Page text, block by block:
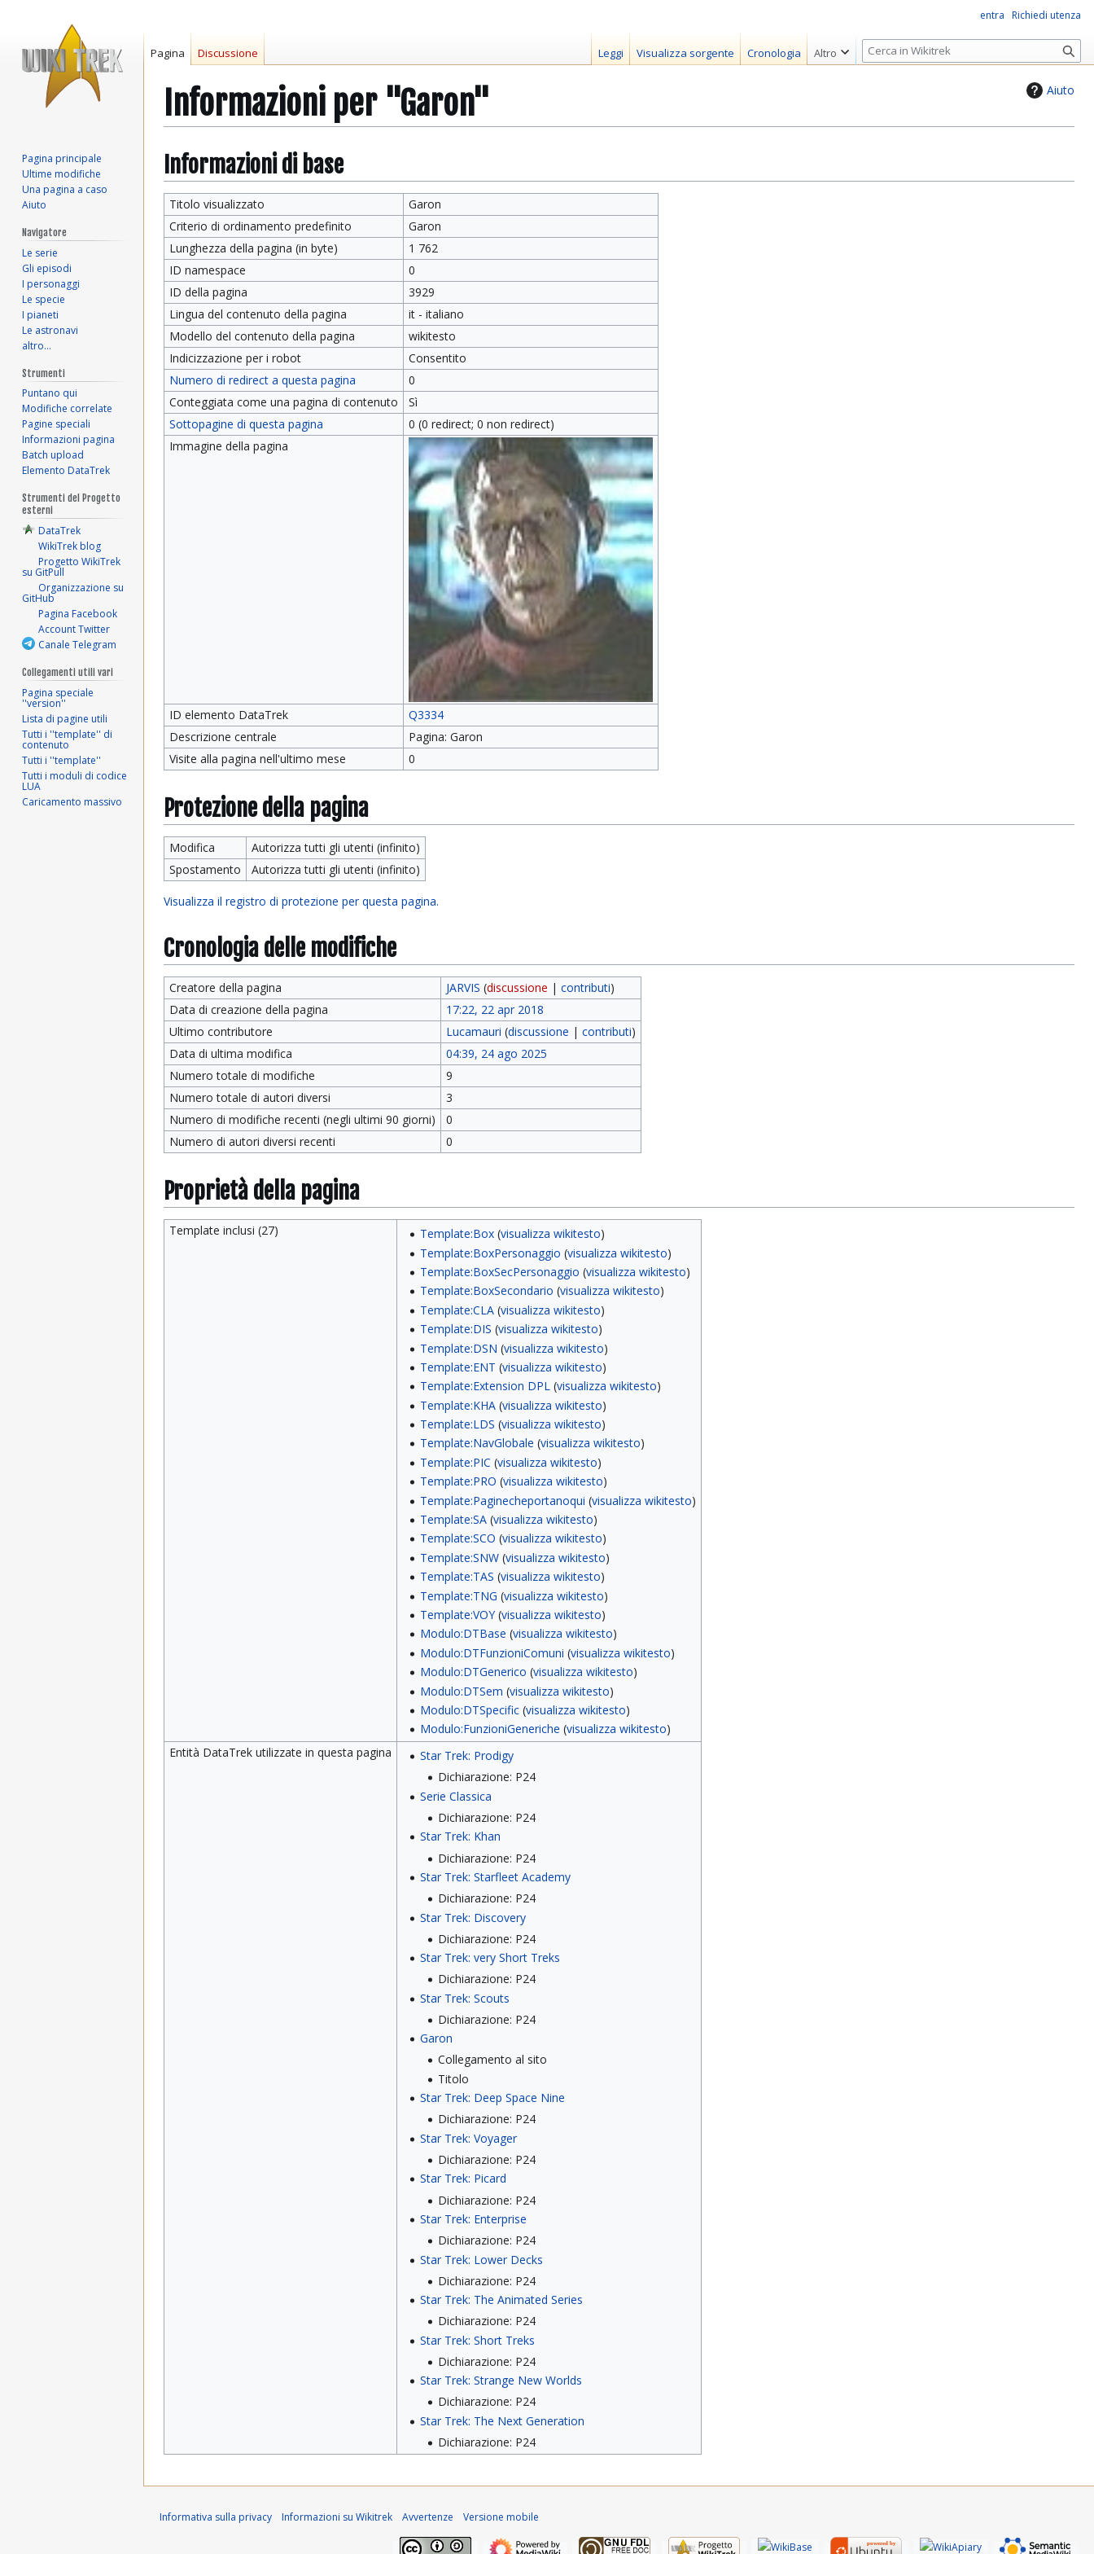
Aiuto
Informazioni per "Garon"
Vai
alla
navigazione
Vai
alla
ricerca
Informazioni di base
Titolo visualizzato
Garon
Criterio di ordinamento predefinito
Garon
Lunghezza della pagina (in byte)
1 762
ID namespace
0
ID della pagina
3929
Lingua del contenuto della pagina
it - italiano
Modello del contenuto della pagina
wikitesto
Indicizzazione per i robot
Consentito
Numero di redirect a questa pagina
0
Conteggiata come una pagina di contenuto
Sì
Sottopagine di questa pagina
0 (0 redirect; 0 non redirect)
Immagine della pagina
ID elemento DataTrek
Q3334
Descrizione centrale
Pagina: Garon
Visite alla pagina nell'ultimo mese
0
Protezione della pagina
Modifica
Autorizza tutti gli utenti (infinito)
Spostamento
Autorizza tutti gli utenti (infinito)
Visualizza il registro di protezione per questa pagina.
Cronologia delle modifiche
Creatore della pagina JARVIS (discussione | contributi)
Data di creazione della pagina
17:22, 22 apr 2018
Ultimo contributore
Lucamauri (discussione | contributi)
Data di ultima modifica
04:39, 24 ago 2025
Numero totale di modifiche
9
Numero totale di autori diversi
3
Numero di modifiche recenti (negli ultimi 90 giorni)
0
Numero di autori diversi recenti
0
Proprietà della pagina
Template inclusi (27) Template:Box(visualizza wikitesto)
Template:BoxPersonaggio (visualizza wikitesto)
Template:BoxSecPersonaggio (visualizza wikitesto)
Template:BoxSecondario (visualizza wikitesto)
Template:CLA(visualizza wikitesto)
Template:DIS (visualizza wikitesto)
Template:DSN (visualizza wikitesto)
Template:ENT (visualizza wikitesto)
Template:Extension DPL(visualizza wikitesto)
Template:KHA(visualizza wikitesto)
Template:LDS (visualizza wikitesto)
Template:NavGlobale (visualizza wikitesto)
Template:PIC (visualizza wikitesto)
Template:PRO (visualizza wikitesto)
Template:Paginecheportanoqui (visualizza wikitesto)
Template:SA(visualizza wikitesto)
Template:SCO (visualizza wikitesto)
Template:SNW(visualizza wikitesto)
Template:TAS (visualizza wikitesto)
Template:TNG (visualizza wikitesto)
Template:VOY(visualizza wikitesto)
Modulo:DTBase (visualizza wikitesto)
Modulo:DTFunzioniComuni (visualizza wikitesto)
Modulo:DTGenerico (visualizza wikitesto)
Modulo:DTSem (visualizza wikitesto)
Modulo:DTSpecific(visualizza wikitesto)
Modulo:FunzioniGeneriche (visualizza wikitesto)
Entità DataTrek utilizzate in questa pagina
Star Trek: Prodigy
Dichiarazione: P24
Serie Classica
Dichiarazione: P24
Star Trek: Khan
Dichiarazione: P24
Star Trek: Starfleet Academy
Dichiarazione: P24
Star Trek: Discovery
Dichiarazione: P24
Star Trek: very Short Treks
Dichiarazione: P24
Star Trek: Scouts
Dichiarazione: P24
Garon
Collegamento al sito
Titolo
Star Trek: Deep Space Nine
Dichiarazione: P24
Star Trek: Voyager
Dichiarazione: P24
Star Trek: Picard
Dichiarazione: P24
Star Trek: Enterprise
Dichiarazione: P24
Star Trek: Lower Decks
Dichiarazione: P24
Star Trek: The Animated Series
Dichiarazione: P24
Star Trek: Short Treks
Dichiarazione: P24
Star Trek: Strange New Worlds
Dichiarazione: P24
Star Trek: The Next Generation
Dichiarazione: P24
entra Richiedi utenza
Pagina Discussione Leggi Visualizza sorgente Cronologia Altro
R
i
r
Pagina principale
Ultime modifiche
Una pagina a caso
Aiuto
Navigatore
Le serie
Gli episodi
I personaggi
Le specie
I pianeti
Le astronavi
altro…
Strumenti
Puntano qui
Modifiche correlate
Pagine speciali
Informazioni pagina
Batch upload
Elemento DataTrek
Strumenti del Progetto
esterni
DataTrek
WikiTrek blog
Progetto WikiTrek
su GitPull
Organizzazione su
GitHub
Pagina Facebook
Account Twitter
Canale Telegram
Collegamenti utili vari
Pagina speciale
''version''
Lista di pagine utili
Tutti i ''template'' di
contenuto
Tutti i ''template''
Tutti i moduli di codice
LUA
Caricamento massivo
Informativa sulla privacy Informazioni su Wikitrek Avvertenze Versione mobile